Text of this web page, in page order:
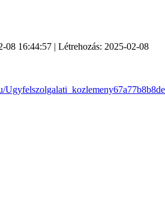
08 16:44:57 | Létrehozás: 2025-02-08